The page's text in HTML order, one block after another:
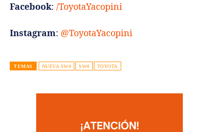
Facebook: /ToyotaYacopini
Instagram: @ToyotaYacopini
TEMAS NUEVA SW4 SW4 TOYOTA